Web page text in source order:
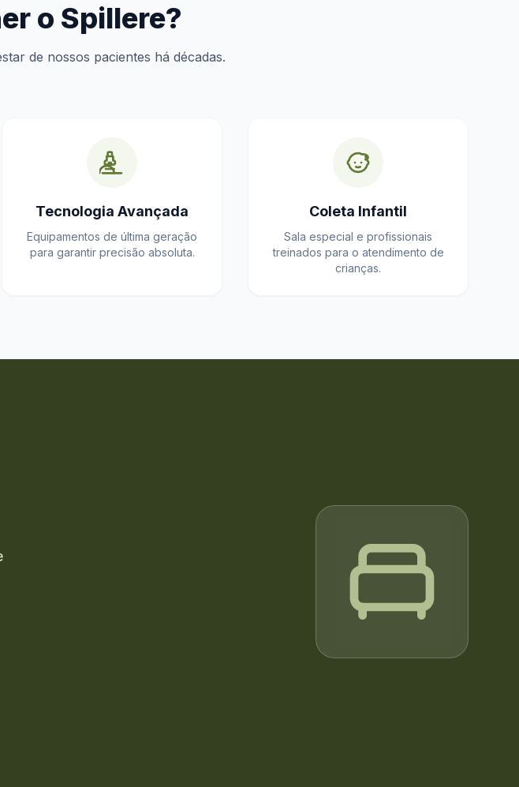
o Spillere?
de nossos pacientes há décadas.
Tecnologia Avançada
Equipamentos de última geração
para garantir precisão absoluta.
Coleta Infantil
Sala especial e profissionais
treinados para o atendimento de
crianças.